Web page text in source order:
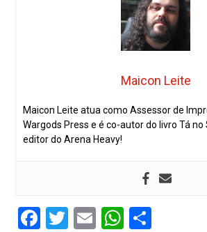
Maicon Leite
Maicon Leite atua como Assessor de
Wargods Press e é co-autor do livro Tá no
editor do Arena Heavy!
Facebook
Twitter
Email